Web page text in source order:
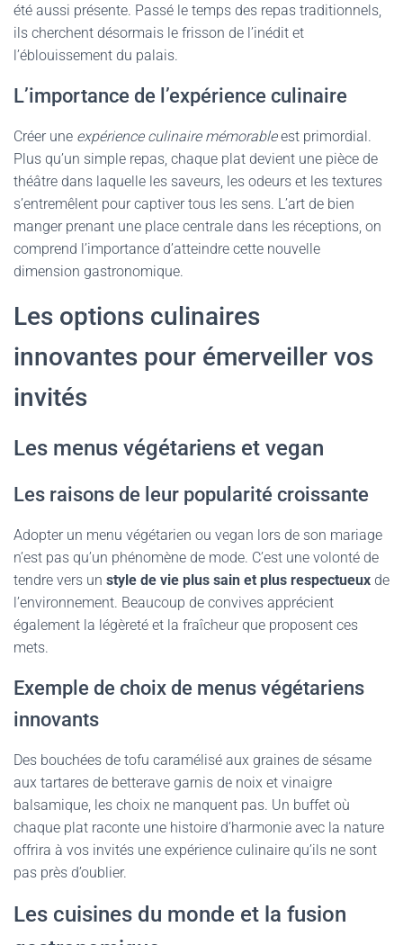
été aussi présente. Passé le temps des repas traditionnels,
ils cherchent désormais le frisson de l’inédit et
l’éblouissement du palais.
L’importance de l’expérience culinaire
Créer une expérience culinaire mémorableest primordial.
Plus qu’un simple repas, chaque plat devient une pièce de
théâtre dans laquelle les saveurs, les odeurs et les textures
s’entremêlent pour captiver tous les sens. L’art de bien
manger prenant une place centrale dans les réceptions, on
comprend l’importance d’atteindre cette nouvelle
dimension gastronomique.
Les options culinaires
innovantes pour émerveiller vos
invités
Les menus végétariens et vegan
Les raisons de leur popularité croissante
Adopter un menu végétarien ou vegan lors de son mariage
n’est pas qu’un phénomène de mode. C’est une volonté de
tendre vers un style de vie plus sain et plus respectueux de
l’environnement. Beaucoup de convives apprécient
également la légèreté et la fraîcheur que proposent ces
mets.
Exemple de choix de menus végétariens
innovants
Des bouchées de tofu caramélisé aux graines de sésame
aux tartares de betterave garnis de noix et vinaigre
balsamique, les choix ne manquent pas. Un buffet où
chaque plat raconte une histoire d’harmonie avec la nature
offrira à vos invités une expérience culinaire qu’ils ne sont
pas près d’oublier.
Les cuisines du monde et la fusion